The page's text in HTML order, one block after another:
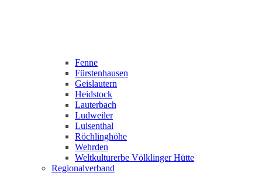
Fenne
Fürstenhausen
Geislautern
Heidstock
Lauterbach
Ludweiler
Luisenthal
Röchlinghöhe
Wehrden
Weltkulturerbe Völklinger Hütte
Regionalverband